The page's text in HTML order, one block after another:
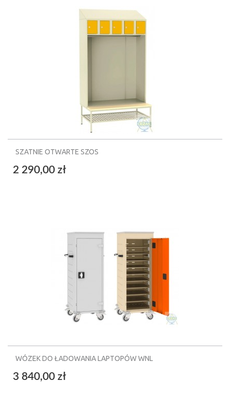
SZATNIE OTWARTE SZOS
2 290,00 zł
WÓZEK DO ŁADOWANIA LAPTOPÓW WNL
3 840,00 zł